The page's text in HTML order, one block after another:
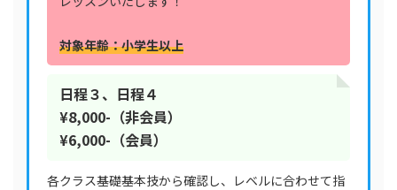
対象年齢：小学生以上
日程３、日程４
¥8,000-（非会員）
¥6,000-（会員）
各クラス基礎基本技から確認し、レベルに合わせて指